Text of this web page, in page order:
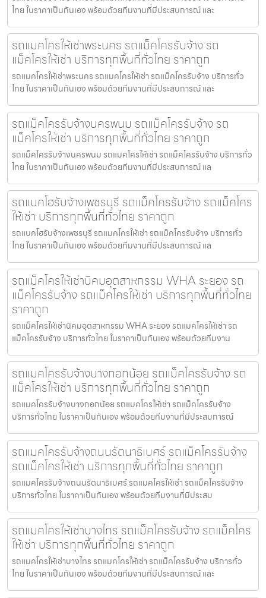
ไทย ในราคาเป็นกันเอง พร้อมด้วยทีมงานที่มีประสบการณ์ และ
รถแมคโครให้เช่าพระนคร รถแม็คโครรับจ้าง รถ
แม็คโครให้เช่า บริการทุกพื้นที่ทั่วไทย ราคาถูก
รถแมคโครให้เช่าพระนคร รถแมคโครให้เช่า รถแม็คโครรับจ้าง บริการทั่ว
ไทย ในราคาเป็นกันเอง พร้อมด้วยทีมงานที่มีประสบการณ์ และ
รถแม็คโครรับจ้างนครพนม รถแม็คโครรับจ้าง รถ
แม็คโครให้เช่า บริการทุกพื้นที่ทั่วไทย ราคาถูก
รถแม็คโครรับจ้างนครพนม รถแมคโครให้เช่า รถแม็คโครรับจ้าง บริการทั่ว
ไทย ในราคาเป็นกันเอง พร้อมด้วยทีมงานที่มีประสบการณ์ แล
รถแบคโฮรับจ้างเพชรบุรี รถแม็คโครรับจ้าง รถแม็คโคร
ให้เช่า บริการทุกพื้นที่ทั่วไทย ราคาถูก
รถแบคโฮรับจ้างเพชรบุรี รถแมคโครให้เช่า รถแม็คโครรับจ้าง บริการทั่ว
ไทย ในราคาเป็นกันเอง พร้อมด้วยทีมงานที่มีประสบการณ์ แล
รถแม็คโครให้เช่านิคมอุตสาหกรรม WHA ระยอง รถ
แม็คโครรับจ้าง รถแม็คโครให้เช่า บริการทุกพื้นที่ทั่วไทย
ราคาถูก
รถแม็คโครให้เช่านิคมอุตสาหกรรม WHA ระยอง รถแมคโครให้เช่า รถ
แม็คโครรับจ้าง บริการทั่วไทย ในราคาเป็นกันเอง พร้อมด้วยทีมงาน
รถแมคโครรับจ้างบางกอกน้อย รถแม็คโครรับจ้าง รถ
แม็คโครให้เช่า บริการทุกพื้นที่ทั่วไทย ราคาถูก
รถแมคโครรับจ้างบางกอกน้อย รถแมคโครให้เช่า รถแม็คโครรับจ้าง
บริการทั่วไทย ในราคาเป็นกันเอง พร้อมด้วยทีมงานที่มีประสบการณ์
รถแมคโครรับจ้างถนนรัตนาธิเบศร์ รถแม็คโครรับจ้าง
รถแม็คโครให้เช่า บริการทุกพื้นที่ทั่วไทย ราคาถูก
รถแมคโครรับจ้างถนนรัตนาธิเบศร์ รถแมคโครให้เช่า รถแม็คโครรับจ้าง
บริการทั่วไทย ในราคาเป็นกันเอง พร้อมด้วยทีมงานที่มีประสบ
รถแมคโครให้เช่าบางไทร รถแม็คโครรับจ้าง รถแม็คโคร
ให้เช่า บริการทุกพื้นที่ทั่วไทย ราคาถูก
รถแมคโครให้เช่าบางไทร รถแมคโครให้เช่า รถแม็คโครรับจ้าง บริการทั่ว
ไทย ในราคาเป็นกันเอง พร้อมด้วยทีมงานที่มีประสบการณ์ และ